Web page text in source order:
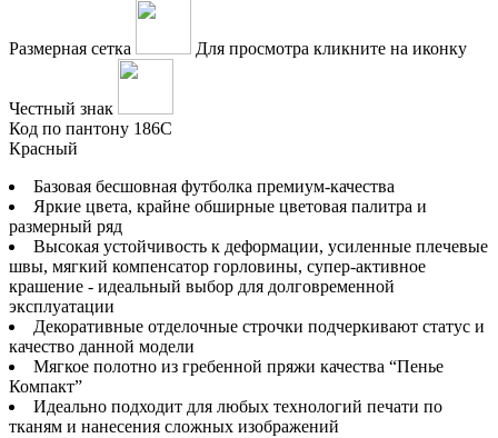
Размерная сетка Для просмотра кликните на иконку
Честный знак
Код по пантону 186С
Красный
Базовая бесшовная футболка премиум-качества
Яркие цвета, крайне обширные цветовая палитра и
размерный ряд
Высокая устойчивость к деформации, усиленные плечевые
швы, мягкий компенсатор горловины, супер-активное
крашение - идеальный выбор для долговременной
эксплуатации
Декоративные отделочные строчки подчеркивают статус и
качество данной модели
Мягкое полотно из гребенной пряжи качества “Пенье
Компакт”
Идеально подходит для любых технологий печати по
тканям и нанесения сложных изображений